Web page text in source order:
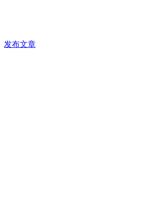
发布文章